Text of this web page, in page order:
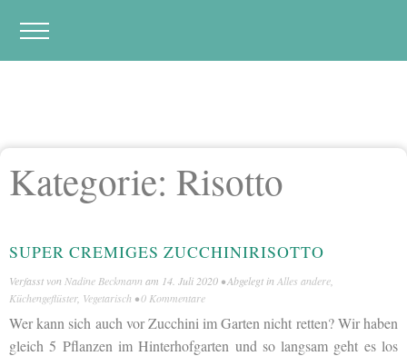
Kategorie: Risotto
SUPER CREMIGES ZUCCHINIRISOTTO
Verfasst von Nadine Beckmann am 14. Juli 2020 • Abgelegt in Alles andere
Küchengeflüster, Vegetarisch •0 Kommentare
Wer kann sich auch vor Zucchini im Garten nicht retten? Wir haben
gleich 5 Pflanzen im Hinterhofgarten und so langsam geht es los